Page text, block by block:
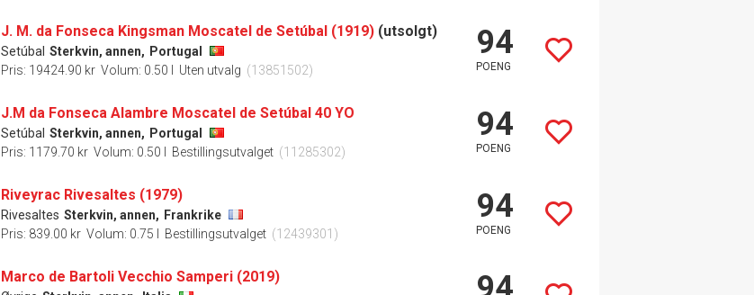
J. M. da Fonseca Kingsman Moscatel de Setúbal (1919) (utsolgt)
Setúbal Sterkvin, annen, Portugal
Pris: 19424.90 kr Volum: 0.50 l Uten utvalg (13851502)
94
POENG
J.M da Fonseca Alambre Moscatel de Setúbal 40 YO
Setúbal Sterkvin, annen, Portugal
Pris: 1179.70 kr Volum: 0.50 l Bestillingsutvalget (11285302)
94
POENG
Riveyrac Rivesaltes (1979)
Rivesaltes Sterkvin, annen, Frankrike
Pris: 839.00 kr Volum: 0.75 l Bestillingsutvalget (12439301)
94
POENG
Marco de Bartoli Vecchio Samperi (2019)